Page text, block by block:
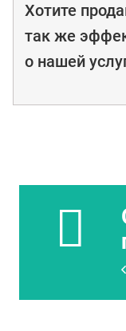
Хотите
так же
о нашей